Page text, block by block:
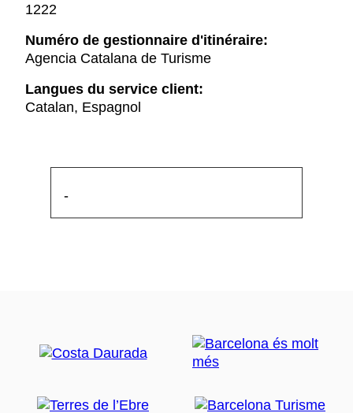
1222
Numéro de gestionnaire d'itinéraire:
Agencia Catalana de Turisme
Langues du service client:
Catalan, Espagnol
-